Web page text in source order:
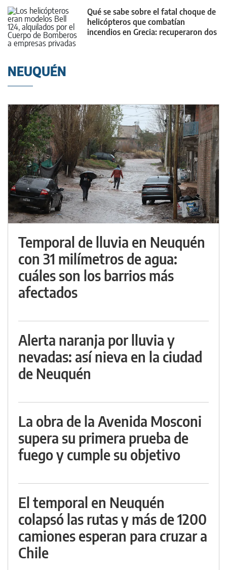
Qué se sabe sobre el fatal choque de
helicópteros que combatían
incendios en Grecia: recuperaron dos
NEUQUÉN
Temporal de lluvia en Neuquén
con 31 milímetros de agua:
cuáles son los barrios más
afectados
Alerta naranja por lluvia y
nevadas: así nieva en la ciudad
de Neuquén
La obra de la Avenida Mosconi
supera su primera prueba de
fuego y cumple su objetivo
El temporal en Neuquén
colapsó las rutas y más de 1200
camiones esperan para cruzar a
Chile